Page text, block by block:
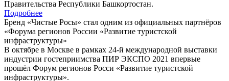
Правительства Республики Башкортостан.
Подробнее
Бренд «Чистые Росы» стал одним из официальных партнёров
«Форума регионов России «Развитие туристской
инфраструктуры»
В октябре в Москве в рамках 24-й международной выставки
индустрии гостеприимства ПИР ЭКСПО 2021 впервые
прошёл Форум регионов Росси «Развитие туристской
инфраструктуры».